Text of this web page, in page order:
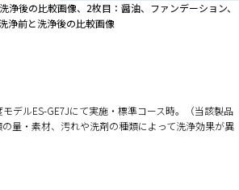
浄後の比較画像、2枚目：醤油、ファンデーション、
浄前と洗浄後の比較画像
デルES-GE7Jにて実施・標準コース時。（当該製品
量・素材、汚れや洗剤の種類によって洗浄効果が異